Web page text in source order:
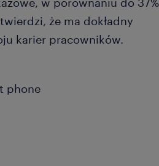
że ma dokładny
karier pracowników.